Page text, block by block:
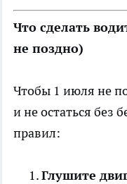
Что сделать
не поздно)
Чтобы 1 июля не
и не остаться без
правил:
Глушите